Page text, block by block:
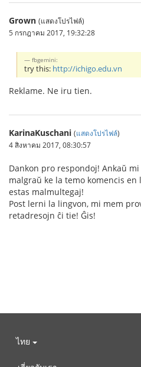
Grown (แสดงโปรไฟล์)
5 กรกฎาคม 2017, 19:32:28
fbgemini:
try this: http://ichigo.edu.vn
Reklame. Ne iru tien.
KarinaKuschani (แสดงโปรไฟล์)
4 สิงหาคม 2017, 08:30:57
Dankon pro respondoj! Ankaŭ
malgraŭ ke la temo komencis en
estas malmultegaj!
Post lerni la lingvon, mi mem
retadresojn ĉi tie! Ĝis!
ไทย